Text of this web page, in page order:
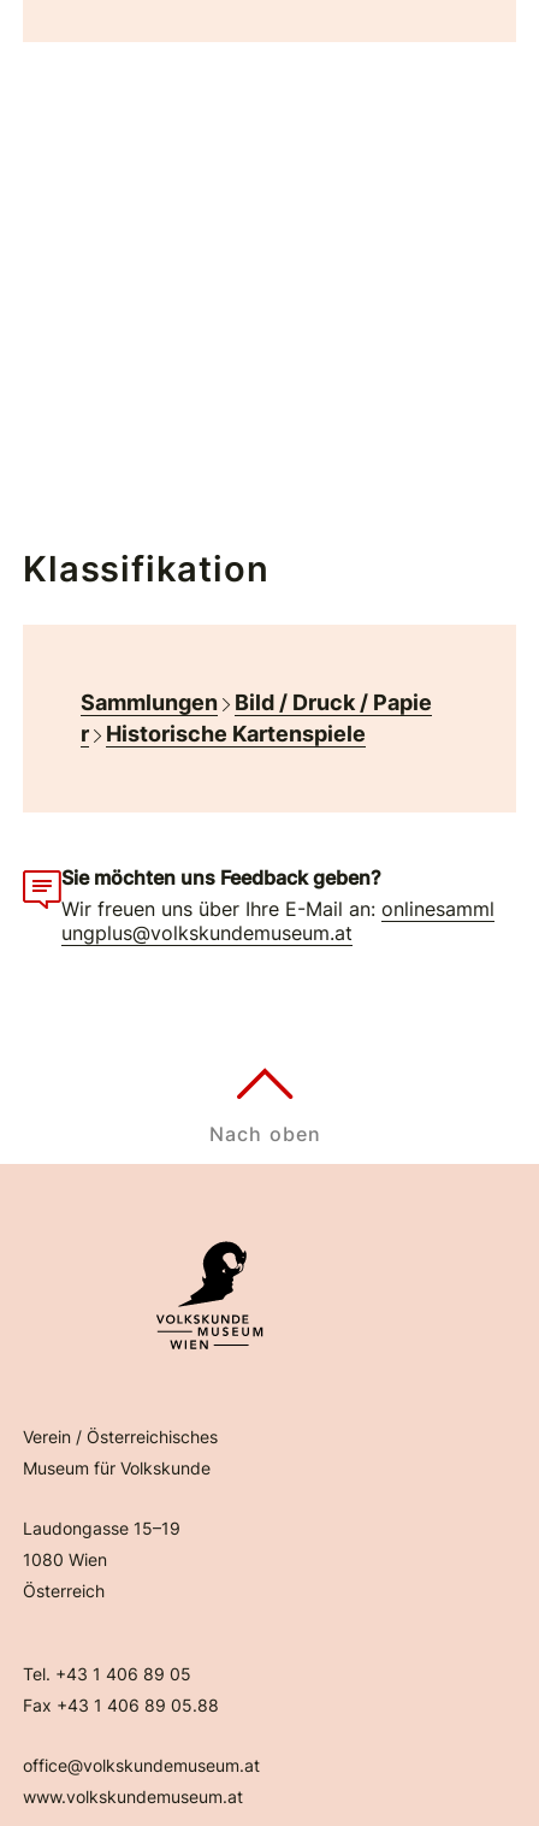
Klassifikation
Sammlungen
Bild / Druck / Papie
r
Historische Kartenspiele
Sie möchten uns Feedback geben?
Wir freuen uns über Ihre E-Mail an:onlinesamml
ungplus@volkskundemuseum.at
Verein / Österreichisches
Museum für Volkskunde
Laudongasse 15–19
1080 Wien
Österreich
Tel. +43 1 406 89 05
Fax +43 1 406 89 05.88
office@volkskundemuseum.at
www.volkskundemuseum.at
Nach oben